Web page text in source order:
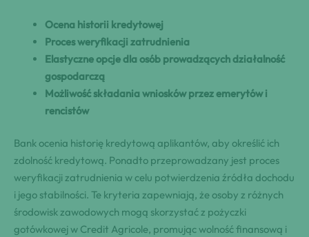
Ocena historii kredytowej
Proces weryfikacji zatrudnienia
Elastyczne opcje dla osób prowadzących działalność
gospodarczą
Możliwość składania wniosków przez emerytów i
rencistów
Bank ocenia historię kredytową aplikantów, aby określić ich
zdolność kredytową. Ponadto przeprowadzany jest proces
weryfikacji zatrudnienia w celu potwierdzenia źródła dochodu
i jego stabilności. Te kryteria zapewniają, że osoby z różnych
środowisk zawodowych mogą skorzystać z pożyczki
gotówkowej w Credit Agricole, promując wolność finansową i